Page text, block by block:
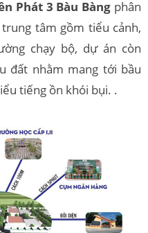
Phát 3 Bàu Bàng phân
tâm gồm tiểu cảnh,
chạy bộ, dự án còn
đất nhằm mang tới bầu
tiếng ồn khói bụi. .